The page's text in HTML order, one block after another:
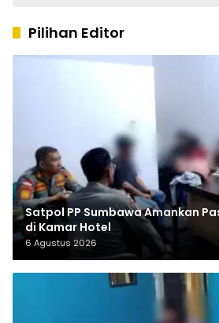
Pilihan Editor
Satpol PP Sumbawa Amankan
di Kamar Hotel
6 Agustus 2026